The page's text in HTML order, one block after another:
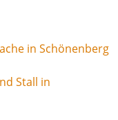
in Schönenberg
Stall in